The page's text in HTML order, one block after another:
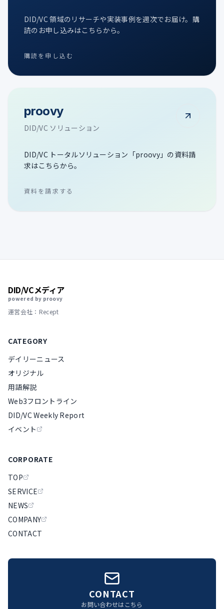
DID/VC 領域のリサーチや実装事例を週次でお届け。購
読のお申し込みはこちらから。
購読を申し込む
proovy
DID/VC ソリューション
DID/VC トータルソリューション「proovy」の資料請
求はこちらから。
資料を請求する
DID/VCメディア
powered by proovy
運営会社：Recept
CATEGORY
デイリーニュース
オリジナル
用語解説
Web3フロントライン
DID/VC Weekly Report
イベント
CORPORATE
TOP
SERVICE
NEWS
COMPANY
CONTACT
CONTACT
お問い合わせはこちら